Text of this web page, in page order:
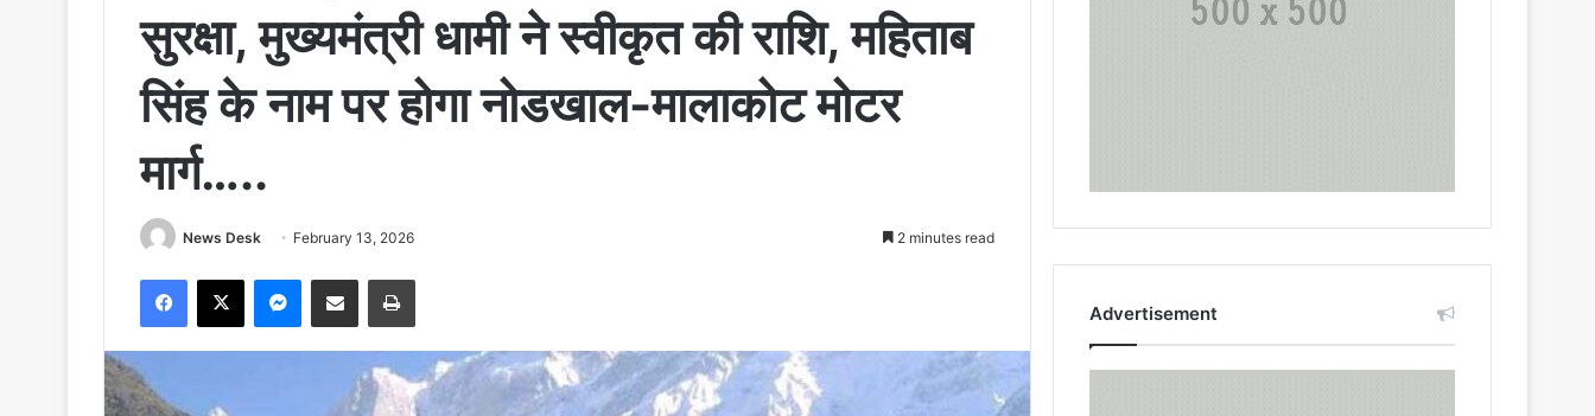
सुरक्षा, मुख्यमंत्री धामी ने स्वीकृत की राशि, महिताब
सिंह के नाम पर होगा नोडखाल-मालाकोट मोटर
मार्ग…..
News Desk February 13, 2026 2 minutes read
Facebook
X Messenger
Share via Email Print
Advertisement